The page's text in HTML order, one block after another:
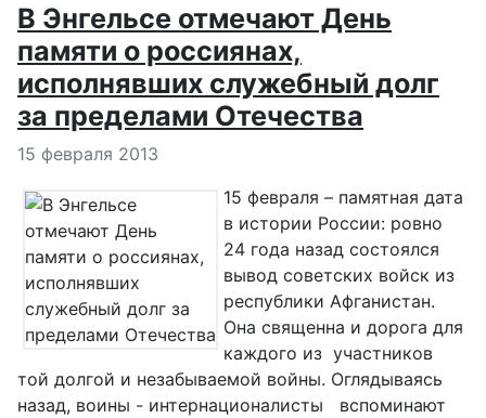
В Энгельсе отмечают День
памяти о россиянах,
исполнявших служебный долг
за пределами Отечества
Информация о материале
15 февраля 2013
15 февраля – памятная дата
в истории России: ровно
24 года назад состоялся
вывод советских войск из
республики Афганистан.
Она священна и дорога для
каждого из участников
той долгой и незабываемой войны. Оглядываясь
назад, воины - интернационалисты вспоминают